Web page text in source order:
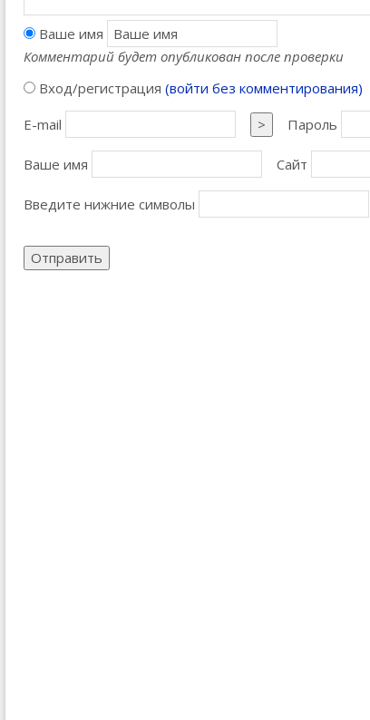
Ваше имя
Комментарий будет опубликован после проверки
Вход/регистрация (войти без комментирования)
E-mail
> Пароль
Ваше имя Сайт
Введите нижние символы
Отправить